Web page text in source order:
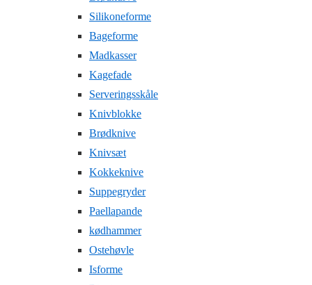
Silikoneforme
Bageforme
Madkasser
Kagefade
Serveringsskåle
Knivblokke
Brødknive
Knivsæt
Kokkeknive
Suppegryder
Paellapande
kødhammer
Ostehøvle
Isforme